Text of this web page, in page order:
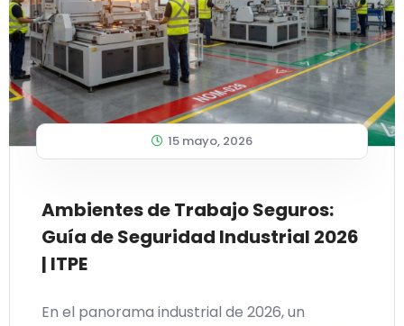
15 mayo, 2026
Ambientes de Trabajo Seguros:
Guía de Seguridad Industrial 2026
| ITPE
En el panorama industrial de 2026, un